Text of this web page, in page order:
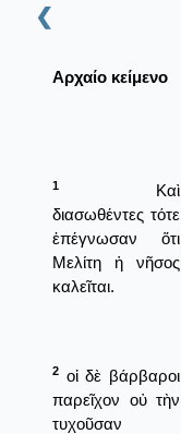
❮
Αρχαίο κείμενο
1
Καὶ
διασωθέντες τότε
ἐπέγνωσαν ὅτι
Μελίτη ἡ νῆσος
καλεῖται.
2 οἱ δὲ βάρβαροι
παρεῖχον οὐ τὴν
τυχοῦσαν